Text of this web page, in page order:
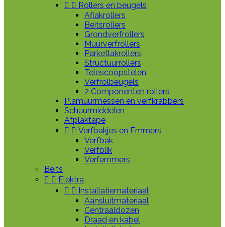
  Rollers en beugels
Aflakrollers
Beitsrollers
Grondverfrollers
Muurverfrollers
Parketlakrollers
Structuurrollers
Telescoopstelen
Verfrolbeugels
2 Componenten rollers
Plamuurmessen en verfkrabbers
Schuurmiddelen
Afplaktape
  Verfbakjes en Emmers
Verfbak
Verfblik
Verfemmers
Beits
  Elektra
  Installatiemateriaal
Aansluitmateriaal
Centraaldozen
Draad en kabel